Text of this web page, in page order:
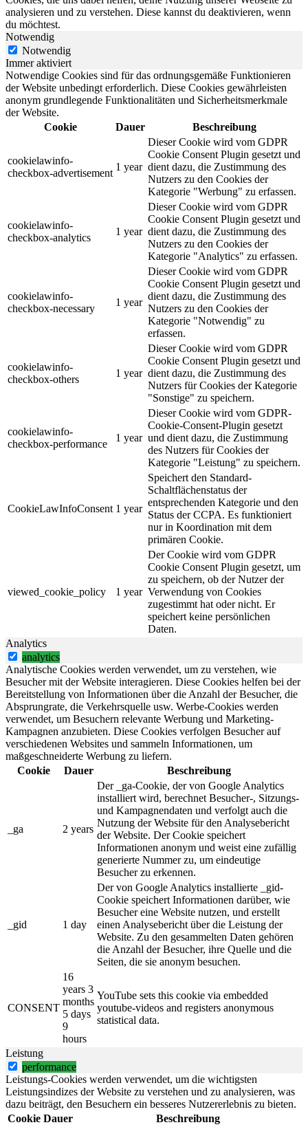
analysieren und zu verstehen. Diese kannst du deaktivieren, wenn
du möchtest.
Notwendig
Notwendig
Immer aktiviert
Notwendige Cookies sind für das ordnungsgemäße Funktionieren
der Website unbedingt erforderlich. Diese Cookies gewährleisten
anonym grundlegende Funktionalitäten und Sicherheitsmerkmale
der Website.
Cookie
Dauer Beschreibung
cookielawinfo-
checkbox-advertisement
1 year
Dieser Cookie wird vom GDPR
Cookie Consent Plugin gesetzt und
dient dazu, die Zustimmung des
Nutzers zu den Cookies der
Kategorie "Werbung" zu erfassen.
cookielawinfo-
checkbox-analytics
1 year
Dieser Cookie wird vom GDPR
Cookie Consent Plugin gesetzt und
dient dazu, die Zustimmung des
Nutzers zu den Cookies der
Kategorie "Analytics" zu erfassen.
cookielawinfo-
checkbox-necessary
1 year
Dieser Cookie wird vom GDPR
Cookie Consent Plugin gesetzt und
dient dazu, die Zustimmung des
Nutzers zu den Cookies der
Kategorie "Notwendig" zu
erfassen.
cookielawinfo-
checkbox-others
1 year
Dieser Cookie wird vom GDPR
Cookie Consent Plugin gesetzt und
dient dazu, die Zustimmung des
Nutzers für Cookies der Kategorie
"Sonstige" zu speichern.
cookielawinfo-
checkbox-performance
1 year
Dieser Cookie wird vom GDPR-
Cookie-Consent-Plugin gesetzt
und dient dazu, die Zustimmung
des Nutzers für Cookies der
Kategorie "Leistung" zu speichern.
CookieLawInfoConsent 1 year
Speichert den Standard-
Schaltflächenstatus der
entsprechenden Kategorie und den
Status der CCPA. Es funktioniert
nur in Koordination mit dem
primären Cookie.
viewed_cookie_policy 1 year
Der Cookie wird vom GDPR
Cookie Consent Plugin gesetzt, um
zu speichern, ob der Nutzer der
Verwendung von Cookies
zugestimmt hat oder nicht. Er
speichert keine persönlichen
Daten.
Analytics
analytics
Analytische Cookies werden verwendet, um zu verstehen, wie
Besucher mit der Website interagieren. Diese Cookies helfen bei der
Bereitstellung von Informationen über die Anzahl der Besucher, die
Absprungrate, die Verkehrsquelle usw. Werbe-Cookies werden
verwendet, um Besuchern relevante Werbung und Marketing-
Kampagnen anzubieten. Diese Cookies verfolgen Besucher auf
verschiedenen Websites und sammeln Informationen, um
maßgeschneiderte Werbung zu liefern.
Cookie
Dauer Beschreibung
_ga 2 years
Der _ga-Cookie, der von Google Analytics
installiert wird, berechnet Besucher-, Sitzungs-
und Kampagnendaten und verfolgt auch die
Nutzung der Website für den Analysebericht
der Website. Der Cookie speichert
Informationen anonym und weist eine zufällig
generierte Nummer zu, um eindeutige
Besucher zu erkennen.
_gid 1 day
Der von Google Analytics installierte _gid-
Cookie speichert Informationen darüber, wie
Besucher eine Website nutzen, und erstellt
einen Analysebericht über die Leistung der
Website. Zu den gesammelten Daten gehören
die Anzahl der Besucher, ihre Quelle und die
Seiten, die sie anonym besuchen.
CONSENT
16
years 3
months
5 days
9
hours
YouTube sets this cookie via embedded
youtube-videos and registers anonymous
statistical data.
Leistung
performance
Leistungs-Cookies werden verwendet, um die wichtigsten
Leistungsindizes der Website zu verstehen und zu analysieren, was
dazu beiträgt, den Besuchern ein besseres Nutzererlebnis zu bieten.
Cookie Dauer Beschreibung